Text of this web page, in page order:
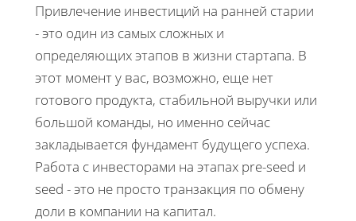
Привлечение инвестиций на ранней старии
- это один из самых сложных и
определяющих этапов в жизни стартапа. В
этот момент у вас, возможно, еще нет
готового продукта, стабильной выручки или
большой команды, но именно сейчас
закладывается фундамент будущего успеха.
Работа с инвесторами на этапах pre-seed и
seed - это не просто транзакция по обмену
доли в компании на капитал.